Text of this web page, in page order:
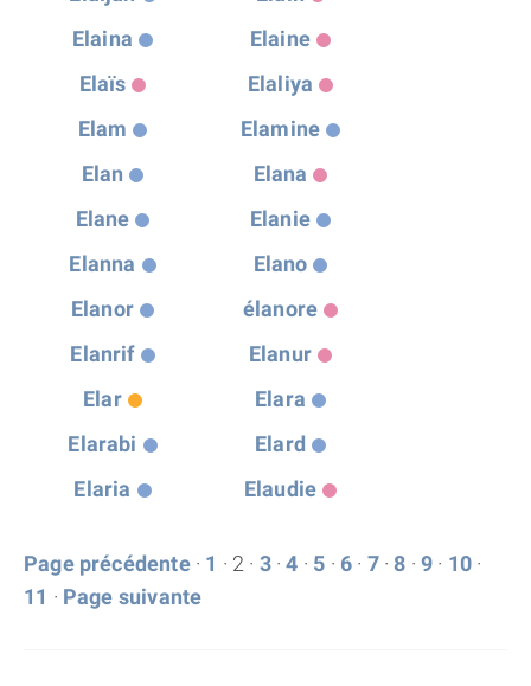
Elaina
Elaine
Elaïs
Elaliya
Elam
Elamine
Elan
Elana
Elane
Elanie
Elanna
Elano
Elanor
élanore
Elanrif
Elanur
Elar
Elara
Elarabi
Elard
Elaria
Elaudie
Page précédente· 1 · 2 · 3·4 · 5 · 6 · 7· 8 ·9 · 10 ·
11 · Page suivante